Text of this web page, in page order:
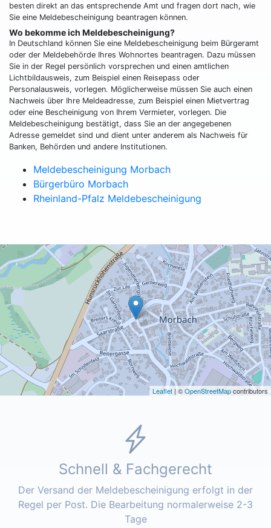
besten direkt an das entsprechende Amt und fragen dort nach, wie
Sie eine Meldebescheinigung beantragen können.
Wo bekomme ich Meldebescheinigung?
In Deutschland können Sie eine Meldebescheinigung beim Bürgeramt
oder der Meldebehörde Ihres Wohnortes beantragen. Dazu müssen
Sie in der Regel persönlich vorsprechen und einen amtlichen
Lichtbildausweis, zum Beispiel einen Reisepass oder
Personalausweis, vorlegen. Möglicherweise müssen Sie auch einen
Nachweis über Ihre Meldeadresse, zum Beispiel einen Mietvertrag
oder eine Bescheinigung von Ihrem Vermieter, vorlegen. Die
Meldebescheinigung bestätigt, dass Sie an der angegebenen
Adresse gemeldet sind und dient unter anderem als Nachweis für
Banken, Behörden und andere Institutionen.
Meldebescheinigung Morbach
Bürgerbüro Morbach
Rheinland-Pfalz Meldebescheinigung
Leaflet | ©OpenStreetMapcontributors
Schnell & Fachgerecht
Der Versand der Meldebescheinigung erfolgt in der
Regel per Post. Die Bearbeitung normalerweise 2-3
Tage